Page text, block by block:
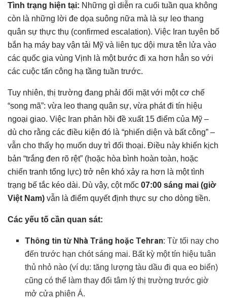
Chủ đề 3: Thị trường Vàng – Khi đồng Dollar giành
quyền kiểm soát tâm lý
Chủ đề 4: Quyết định tháng 4 của ECB và báo cáo CPI
Đức
Kịch bản thị trường tài chính: Tuần từ 06/04 – 10/04/2026
Kịch bản cơ sở — Thế bế tắc kéo dài, Dữ liệu kinh tế
Kịch bản Rủi ro (Risk-Off) — Tấn công hạ tầng bùng nổ
(Xác suất 45%)
Kịch bản Tích cực (Risk-On) — Đột phá ngoại giao
hoặc tiếp tục gia hạn (Xác suất 15%)
Tổng kết và lời khuyên
Có thể bạn chưa biết
Tình trạng hiện tại: Những gì diễn ra cuối tuần qua không
còn là những lời đe dọa suông nữa mà là sự leo thang
quân sự thực thụ (confirmed escalation). Việc Iran tuyên bố
bắn hạ máy bay vận tải Mỹ và liên tục dội mưa tên lửa vào
các quốc gia vùng Vịnh là một bước đi xa hơn hẳn so với
các cuộc tấn công hạ tầng tuần trước.
Tuy nhiên, thị trường đang phải đối mặt với một cơ chế
“song mã”: vừa leo thang quân sự, vừa phát đi tín hiệu
ngoại giao. Việc Iran phản hồi đề xuất 15 điểm của Mỹ –
dù cho rằng các điều kiện đó là “phiến diện và bất công” –
vẫn cho thấy họ muốn duy trì đối thoại. Điều này khiến kịch
bản “trắng đen rõ rệt” (hoặc hòa bình hoàn toàn, hoặc
chiến tranh tổng lực) trở nên khó xảy ra hơn là một tình
trạng bế tắc kéo dài. Dù vậy, cột mốc 07:00 sáng mai (giờ
Việt Nam) vẫn là điểm quyết định thực sự cho dòng tiền.
Các yếu tố cần quan sát:
Thông tin từ Nhà Trắng hoặc Tehran: Từ tối nay cho
đến trước hạn chót sáng mai. Bất kỳ một tín hiệu tuân
thủ nhỏ nào (ví dụ: tăng lượng tàu dầu đi qua eo biển)
cũng có thể làm thay đổi tâm lý thị trường trước giờ
mở cửa phiên Á.